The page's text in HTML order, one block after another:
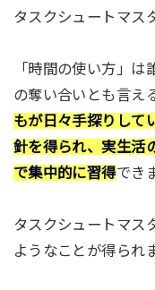
タスクシュートマス
「時間の使い方」
の奪い合いとも言え
もが日々手探りして
針を得られ、実生活
で集中的に習得でき
タスクシュートマス
ようなことが得られ